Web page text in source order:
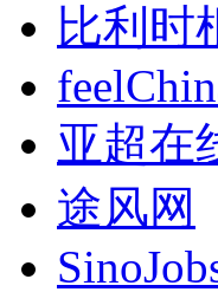
比利时
亚超在
途风网